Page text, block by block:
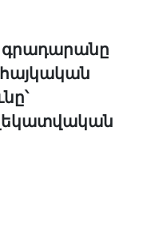
հայկական